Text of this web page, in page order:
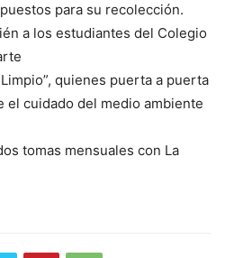
para su recolección.
a los estudiantes del Colegio
quienes puerta a puerta
el cuidado del medio ambiente
tomas mensuales con La